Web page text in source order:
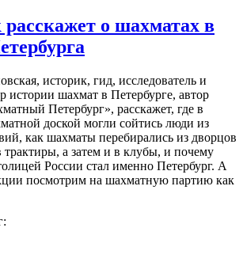
о шахматах в
историк, гид, исследователь и
истории шахмат в Петербурге, автор
Петербург», расскажет, где в
доской могли сойтись люди из
как шахматы перебирались из дворцов
трактиры, а затем и в клубы, и почему
России стал именно Петербург. А
посмотрим на шахматную партию как